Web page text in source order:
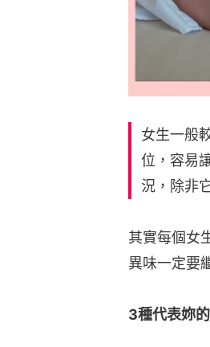
女生一般
位，容易
況，除非
其實每個女
異味一定要
3種代表妳